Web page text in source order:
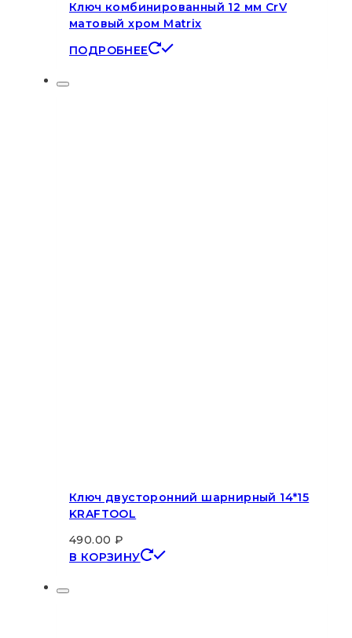
Ключ комбинированный 12 мм CrV
матовый хром Matrix
ПОДРОБНЕЕ
Ключ двусторонний шарнирный 14*15
KRAFTOOL
490.00 ₽
В КОРЗИНУ